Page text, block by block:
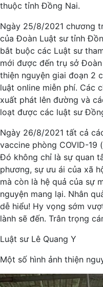
thuộc tỉnh Đồng Nai.
Ngày 25/8/2021 chương
của Đoàn Luật sư tỉnh
bắt buộc các Luật sư
mới được đến trụ sở
thiện nguyện giai đoạn 2
luật online miễn phí. Các
xuất phát lên đường và
loạt được các luật sư
Ngày 26/8/2021 tất cả
vaccine phòng COVID-19
Đó không chỉ là sự quan
phương, sự ưu ái của xã
mà còn là hệ quả của sự
nguyện mang lại. Nhân
dễ hiểu! Hy vọng sớm
lành sẽ đến. Trân trọng
Luật sư Lê Quang Y
Một số hình ảnh thiện